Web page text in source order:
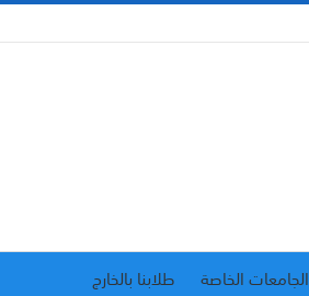
الجامعات الخاصة
طلابنا بالخارج